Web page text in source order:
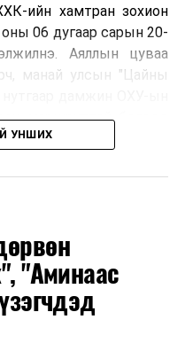
ийн хамтран зохион
06 дугаар сарын 20-
Аяллын цуваа
манай улсын "Цайны
маршруттай бөгөөд
тамирчдын 10
оролцож байна.
зохион байгуулах
жуулчлалын сайд
аймагт хийсэн IX
энэхүү санаачилгыг
ажил хэрэг болгож
УНШИХ
"Аминаас